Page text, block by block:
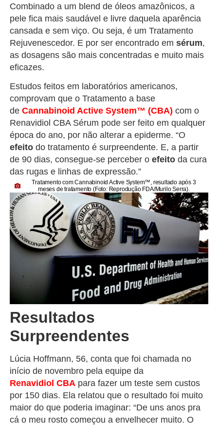
Combinado a um blend de óleos amazônicos, a
pele fica mais saudável e livre daquela aparência
cansada e sem viço. Ou seja, é um Tratamento
Rejuvenescedor. E por ser encontrado em sérum,
as dosagens são mais concentradas e muito mais
eficazes.
Estudos feitos em laboratórios americanos,
comprovam que o Tratamento a base
de Cannabinoid Active System™ (CBA) com o
Renavidiol CBA Sérum pode ser feito em qualquer
época do ano, por não alterar a epiderme. “O
efeito do tratamento é surpreendente. E, a partir
de 90 dias, consegue-se perceber o efeito da cura
das rugas e linhas de expressão.”
Tratamento comCannabinoid Active System™, resultado após 3
meses de tratamento (Foto: Reprodução FDA/Murilo Serra).
Resultados
Surpreendentes
Lúcia Hoffmann, 56, conta que foi chamada no
início de novembro pela equipe da
Renavidiol CBA para fazer um teste sem custos
por 150 dias. Ela relatou que o resultado foi muito
maior do que poderia imaginar: “De uns anos pra
cá o meu rosto começou a envelhecer muito. O